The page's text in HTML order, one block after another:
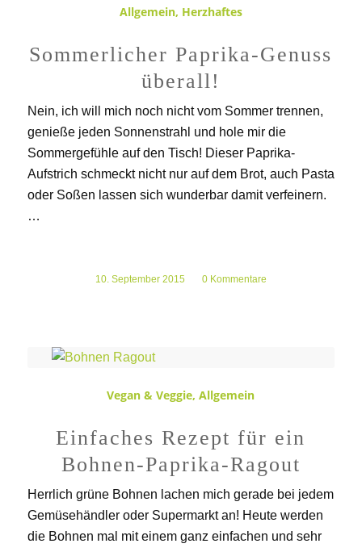
Allgemein, Herzhaftes
Sommerlicher Paprika-Genuss
überall!
Nein, ich will mich noch nicht vom Sommer trennen,
genieße jeden Sonnenstrahl und hole mir die
Sommergefühle auf den Tisch! Dieser Paprika-
Aufstrich schmeckt nicht nur auf dem Brot, auch Pasta
oder Soßen lassen sich wunderbar damit verfeinern.
…
10. September 2015
/ 0 Kommentare
Vegan & Veggie,Allgemein
Einfaches Rezept für ein
Bohnen-Paprika-Ragout
Herrlich grüne Bohnen lachen mich gerade bei jedem
Gemüsehändler oder Supermarkt an! Heute werden
die Bohnen mal mit einem ganz einfachen und sehr